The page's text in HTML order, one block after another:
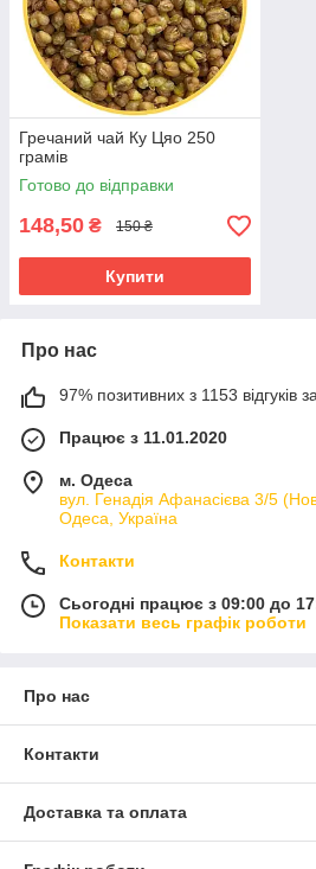
Гречаний чай Ку Цяо 250
грамів
Готово до відправки
148,50 ₴ 150 ₴
Купити
Про нас
97% позитивних з 1153 відгуків
Працює з 11.01.2020
м. Одеса
вул. Генадія Афанасієва 3/5
Одеса, Україна
Контакти
Сьогодні працює з 09:00 до
Показати весь графік роботи
Про нас
Контакти
Доставка та оплата